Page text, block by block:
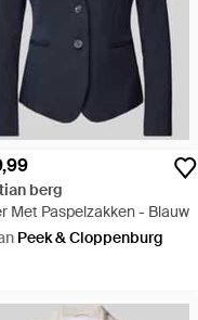
berg
Met Paspelzakken - Blauw
Peek & Cloppenburg